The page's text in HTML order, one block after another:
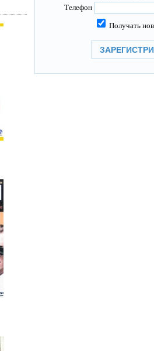
Телефон
Получать